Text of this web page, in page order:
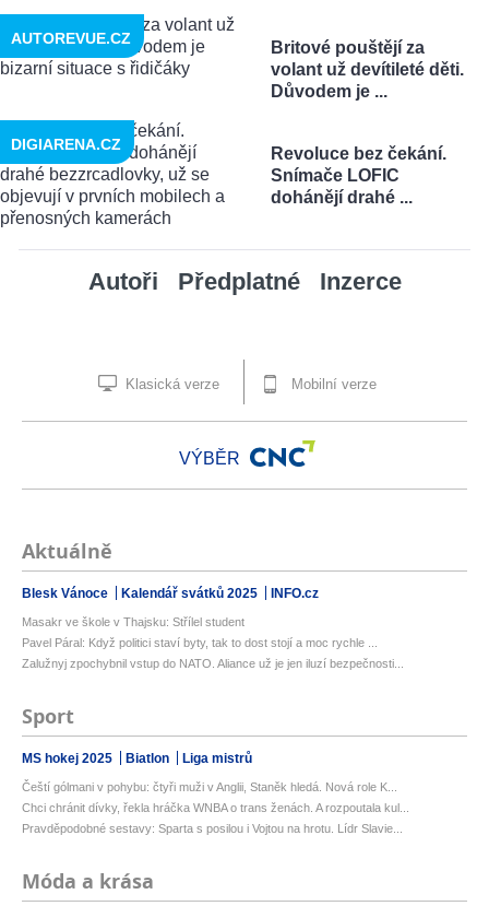
Britové pouštějí za
volant už devítileté děti.
Důvodem je ...
AUTOREVUE.CZ
Revoluce bez čekání.
Snímače LOFIC
dohánějí drahé ...
DIGIARENA.CZ
Autoři Předplatné Inzerce
Klasická verze Mobilní verze
VÝBĚR
Aktuálně
Blesk Vánoce Kalendář svátků 2025 INFO.cz
Masakr ve škole v Thajsku: Střílel student
Pavel Páral: Když politici staví byty, tak to dost stojí a moc rychle ...
Zalužnyj zpochybnil vstup do NATO. Aliance už je jen iluzí bezpečnosti...
Sport
MS hokej 2025 Biatlon Liga mistrů
Čeští gólmani v pohybu: čtyři muži v Anglii, Staněk hledá. Nová role K...
Chci chránit dívky, řekla hráčka WNBA o trans ženách. A rozpoutala kul...
Pravděpodobné sestavy: Sparta s posilou i Vojtou na hrotu. Lídr Slavie...
Móda a krása